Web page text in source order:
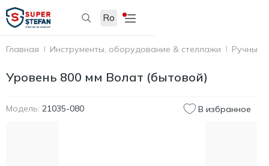
Ro
Главная Инструменты, оборудование & стеллажи Ручные
Уровень 800 мм Волат (бытовой)
Модель: 21035-080 В избранное